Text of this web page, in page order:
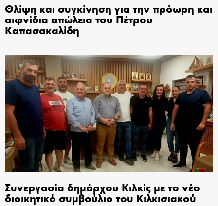
Θλίψη και συγκίνηση για την πρόωρη και
αιφνίδια απώλεια του Πέτρου
Καπασακαλίδη
Συνεργασία δημάρχου Κιλκίς με το νέο
διοικητικό συμβούλιο του Κιλκισιακού